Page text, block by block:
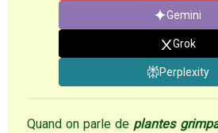
Gemini
Grok
Perplexity
Quand on parle de plantes